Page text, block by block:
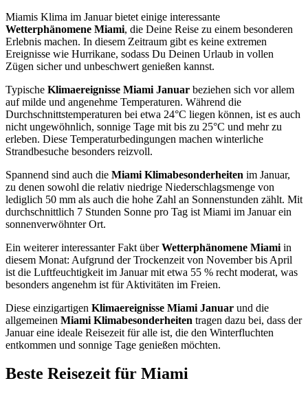
Miamis Klima im Januar bietet einige interessante
Wetterphänomene Miami, die Deine Reise zu einem besonderen
Erlebnis machen. In diesem Zeitraum gibt es keine extremen
Ereignisse wie Hurrikane, sodass Du Deinen Urlaub in vollen
Zügen sicher und unbeschwert genießen kannst.
Typische Klimaereignisse Miami Januar beziehen sich vor allem
auf milde und angenehme Temperaturen. Während die
Durchschnittstemperaturen bei etwa 24°C liegen können, ist es auch
nicht ungewöhnlich, sonnige Tage mit bis zu 25°C und mehr zu
erleben. Diese Temperaturbedingungen machen winterliche
Strandbesuche besonders reizvoll.
Spannend sind auch die Miami Klimabesonderheiten im Januar,
zu denen sowohl die relativ niedrige Niederschlagsmenge von
lediglich 50 mm als auch die hohe Zahl an Sonnenstunden zählt. Mit
durchschnittlich 7 Stunden Sonne pro Tag ist Miami im Januar ein
sonnenverwöhnter Ort.
Ein weiterer interessanter Fakt überWetterphänomene Miami in
diesem Monat: Aufgrund der Trockenzeit von November bis April
ist die Luftfeuchtigkeit im Januar mit etwa 55 % recht moderat, was
besonders angenehm ist für Aktivitäten im Freien.
Diese einzigartigen Klimaereignisse Miami Januar und die
allgemeinen Miami Klimabesonderheiten tragen dazu bei, dass der
Januar eine ideale Reisezeit für alle ist, die den Winterfluchten
entkommen und sonnige Tage genießen möchten.
Beste Reisezeit für Miami